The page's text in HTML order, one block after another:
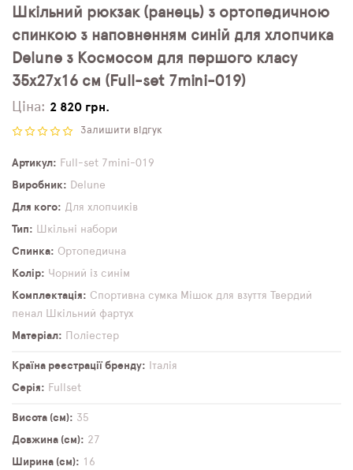
Шкільний рюкзак (ранець) з ортопедичною
спинкою з наповненням синій для хлопчика
Delune з Космосом для першого класу
35х27х16 см (Full-set 7mini-019)
Ціна: 2 820 грн.
Залишити відгук
Артикул
Full-set 7mini-019
Виробник
Delune
Для кого
Для хлопчиків
Тип
Шкільні набори
Спинка
Ортопедична
Колір
Чорний із синім
Комплектація
Спортивна сумка Мішок для взуття
Твердий
пенал Шкільний фартух
Матеріал
Поліестер
Країна реєстрації бренду
Італія
Серія
Fullset
Висота (см)
35
Довжина (см)
27
Ширина (см)
16